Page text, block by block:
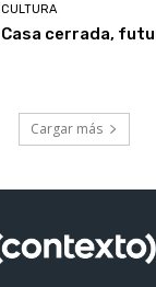
CULTURA
Casa cerrada,
Cargar más